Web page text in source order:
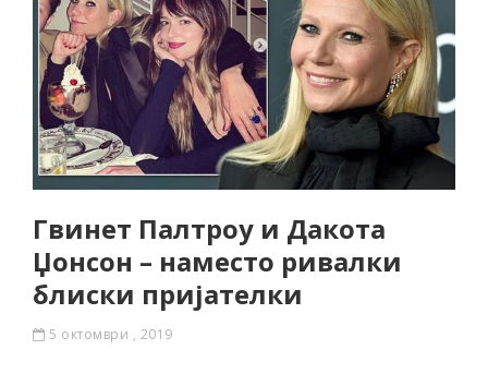
Гвинет Палтроу и Дакота
Џонсон – наместо ривалки
блиски пријателки
5 октомври , 2019